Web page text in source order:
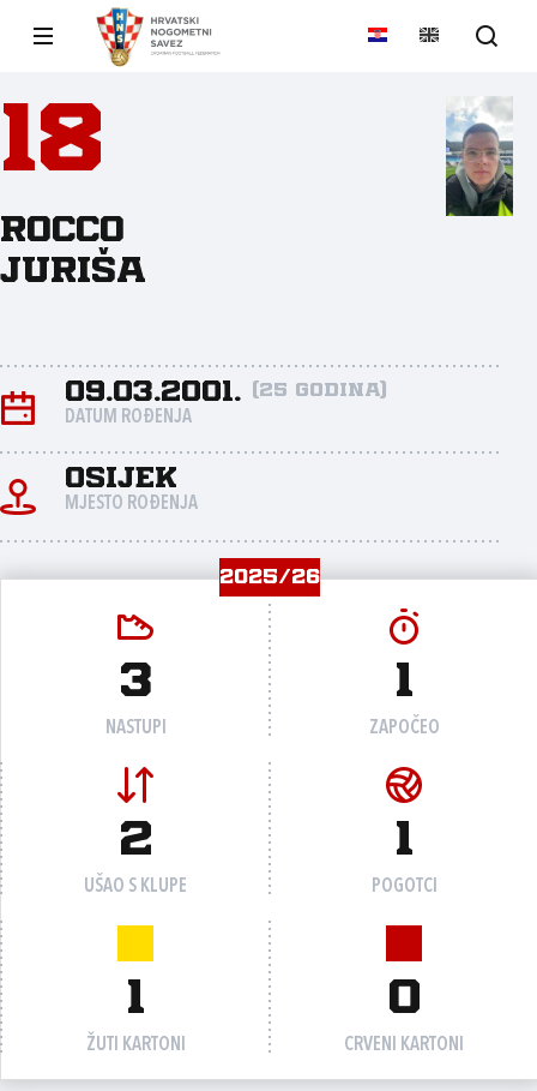
18
Rocco
Juriša
09.03.2001. (25 godina)
DATUM ROĐENJA
Osijek
MJESTO ROĐENJA
2025/26
3
NASTUPI
1
ZAPOČEO
2
UŠAO S KLUPE
1
POGOTCI
1
ŽUTI KARTONI
0
CRVENI KARTONI